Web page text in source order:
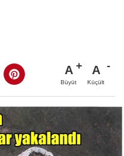
A
Büyüt
A
Küçült